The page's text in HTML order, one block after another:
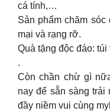
cá tính,…
Sản phẩm chăm
mại và rạng rỡ.
Quà tặng độc đáo:
.
Còn chần chừ gì
nay để sẵn sàng trải
đầy niềm vui cùng